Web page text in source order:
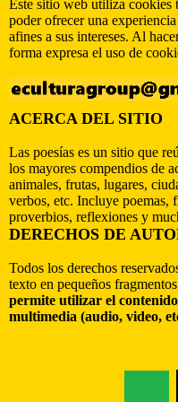
Este sitio web utiliza cookies
poder ofrecer una
afines a sus intereses. Al
forma expresa el uso de
ACERCA DEL SITIO
Las poesías es un sitio que
los mayores compendios de
animales, frutas, lugares,
verbos, etc. Incluye poemas,
proverbios, reflexiones y
DERECHOS DE
Todos los derechos
texto en pequeños
permite utilizar el
multimedia (audio, video,